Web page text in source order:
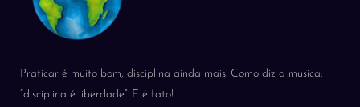
Praticar é muito bom, disciplina ainda mais. Como diz a musica:
“disciplina é liberdade”. E é fato!